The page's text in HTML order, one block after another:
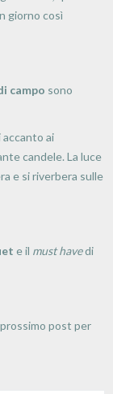
giorno così
campo sono
accanto ai
candele. La luce
e si riverbera sulle
e il must havedi
post per